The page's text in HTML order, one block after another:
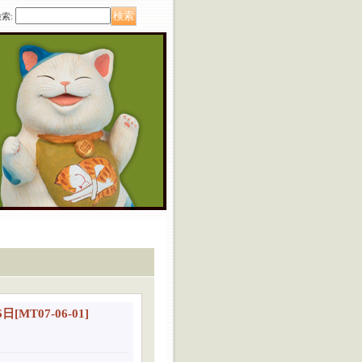
索:
[MT07-06-01]